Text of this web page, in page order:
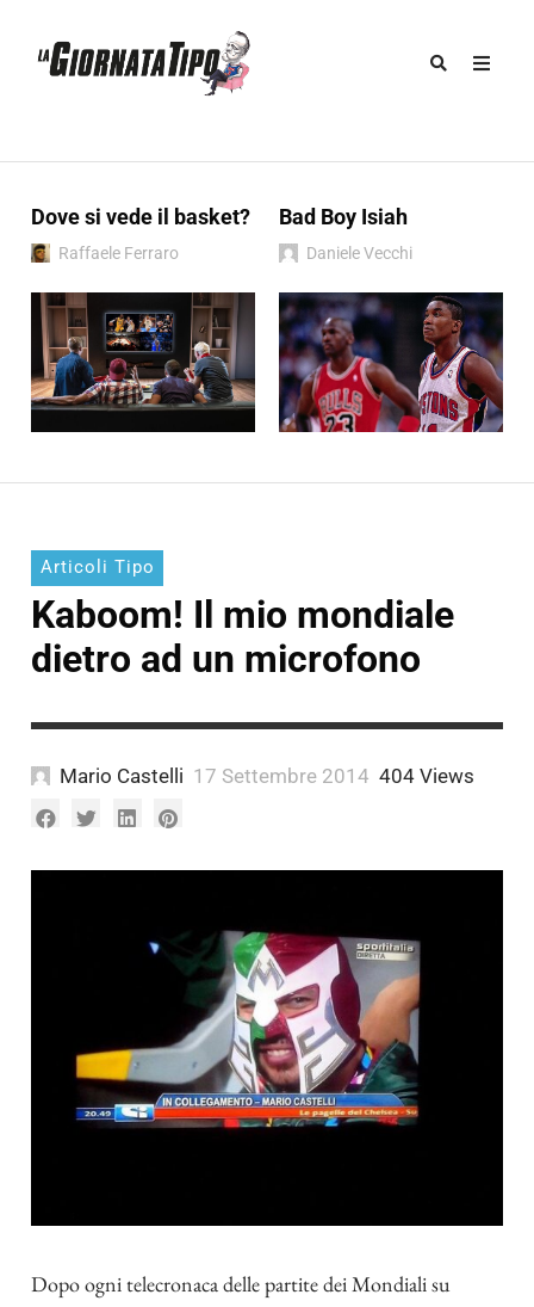
Dove si vede il basket?
Raffaele Ferraro
Bad Boy Isiah
Daniele Vecchi
Articoli Tipo
Kaboom! Il mio mondiale
dietro ad un microfono
Mario Castelli 17 Settembre 2014 404 Views
Dopo ogni telecronaca delle partite dei Mondiali su